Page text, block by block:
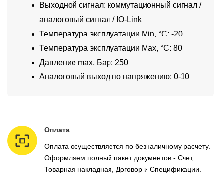
Выходной сигнал: коммутационный сигнал /
аналоговый сигнал / IO-Link
Температура эксплуатации Min, °C: -20
Температура эксплуатации Max, °C: 80
Давление max, Бар: 250
Аналоговый выход по напряжению: 0-10
Оплата
Оплата осуществляется по безналичному расчету.
Оформляем полный пакет документов - Счет,
Товарная накладная, Договор и Спецификации.